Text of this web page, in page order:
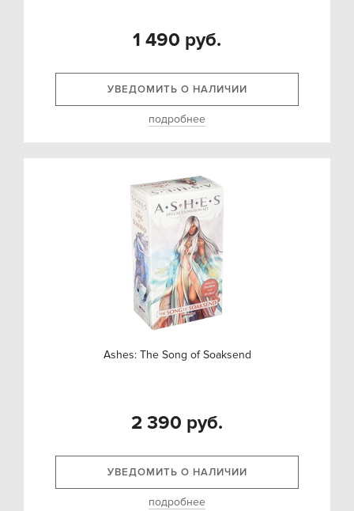
1 490 руб.
УВЕДОМИТЬ О НАЛИЧИИ
подробнее
Ashes: The Song of Soaksend
2 390 руб.
УВЕДОМИТЬ О НАЛИЧИИ
подробнее